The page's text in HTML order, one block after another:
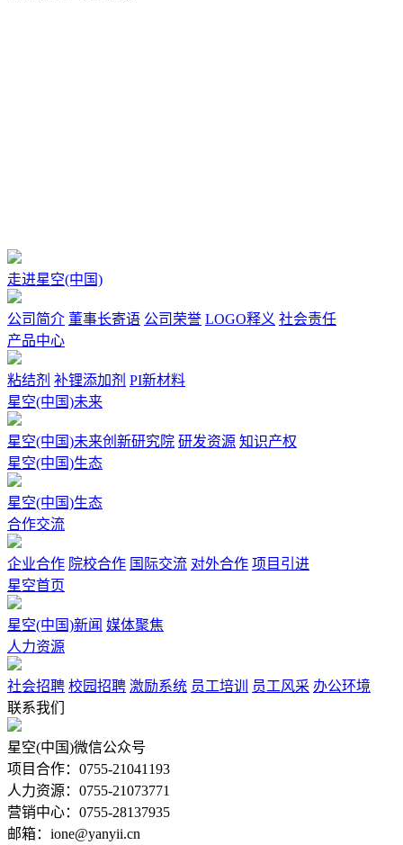
走进星空(中国)
公司简介 董事长寄语 公司荣誉 LOGO释义 社会责任
产品中心
粘结剂 补锂添加剂 PI新材料
星空(中国)未来
星空(中国)未来创新研究院 研发资源 知识产权
星空(中国)生态
星空(中国)生态
合作交流
企业合作 院校合作 国际交流 对外合作 项目引进
星空首页
星空(中国)新闻 媒体聚焦
人力资源
社会招聘 校园招聘 激励系统 员工培训 员工风采 办公环境
联系我们
星空(中国)微信公众号
项目合作：0755-21041193
人力资源：0755-21073771
营销中心：0755-28137935
邮箱：ione@yanyii.cn